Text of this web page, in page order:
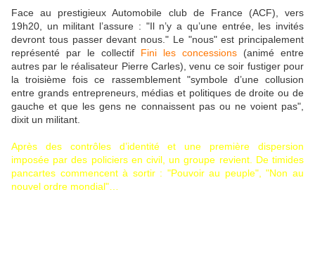
Face au prestigieux Automobile club de France (ACF), vers
19h20, un militant l’assure : "Il n’y a qu’une entrée, les invités
devront tous passer devant nous." Le "nous" est principalement
représenté par le collectif Fini les concessions (animé entre
autres par le réalisateur Pierre Carles), venu ce soir fustiger pour
la troisième fois ce rassemblement "symbole d’une collusion
entre grands entrepreneurs, médias et politiques de droite ou de
gauche et que les gens ne connaissent pas ou ne voient pas",
dixit un militant.
Après des contrôles d’identité et une première dispersion
imposée par des policiers en civil, un groupe revient. De timides
pancartes commencent à sortir : "Pouvoir au peuple", "Non au
nouvel ordre mondial"…